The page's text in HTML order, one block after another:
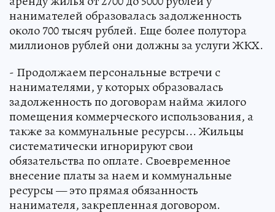
нанимателей образовалась задолженность
около 700 тысяч рублей. Еще более полутора
миллионов рублей они должны за услуги ЖКХ.
- Продолжаем персональные встречи с
нанимателями, у которых образовалась
задолженность по договорам найма жилого
помещения коммерческого использования, а
также за коммунальные ресурсы... Жильцы
систематически игнорируют свои
обязательства по оплате. Своевременное
внесение платы за наем и коммунальные
ресурсы — это прямая обязанность
нанимателя, закрепленная договором.